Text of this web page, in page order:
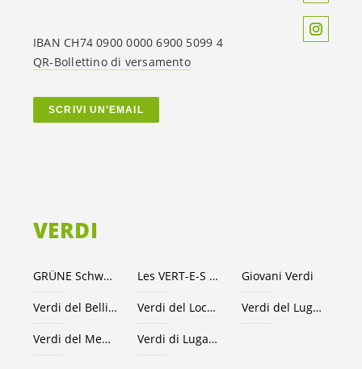
VERDI
GRÜNE Schweiz Les VERT-E-S suisses Giovani Verdi
Verdi del Bellinzonese e valli Verdi del Locarnese Verdi del Luganese
Verdi del Mendrisiotto Verdi di Lugano
IBAN CH74 0900 0000 6900 5099 4
QR-Bollettino di versamento
SCRIVI UN’EMAIL